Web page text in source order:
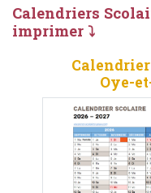
Calendriers
imprimer ⤵
Oye-